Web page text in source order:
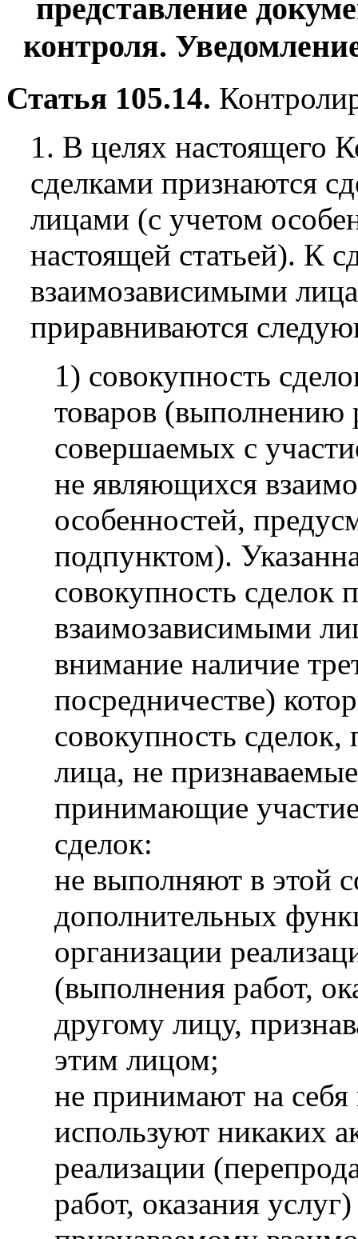
представление
контроля.
Статья 105.14.
1. В целях настоящего
сделками признаются
лицами (с учетом
настоящей статьей). К
взаимозависимыми
приравниваются
1) совокупность
товаров (выполнению
совершаемых с
не являющихся
особенностей,
подпунктом).
совокупность сделок
взаимозависимыми
внимание наличие
посредничестве)
совокупность сделок,
лица, не
принимающие
сделок:
не выполняют в этой
дополнительных
организации
(выполнения работ,
другому лицу,
этим лицом;
не принимают на себя
используют никаких
реализации
работ, оказания